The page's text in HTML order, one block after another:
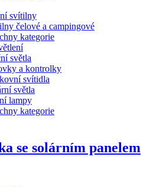
svítilny
čelové a campingové
kategorie
světla
a kontrolky
svítidla
světla
lampy
kategorie
se solárním panelem